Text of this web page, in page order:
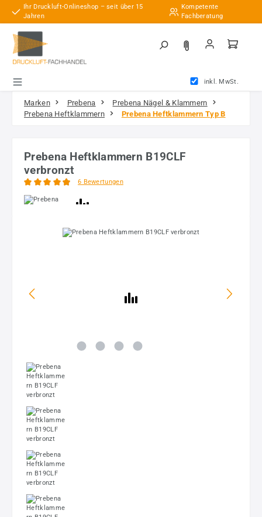
Zum Hauptinhalt springen
Ihr Druckluft-Onlineshop – seit über 15
Jahren
Kompetente
Fachberatung
inkl. MwSt.
Marken Prebena
Prebena Nägel & Klammern
Prebena Heftklammern
Prebena Heftklammern Typ B
Prebena Heftklammern B19CLF
verbronzt
6 Bewertungen
Bildergalerie überspringen